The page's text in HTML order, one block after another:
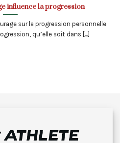
influence la progression
sur la progression personnelle
qu’elle soit dans [...]